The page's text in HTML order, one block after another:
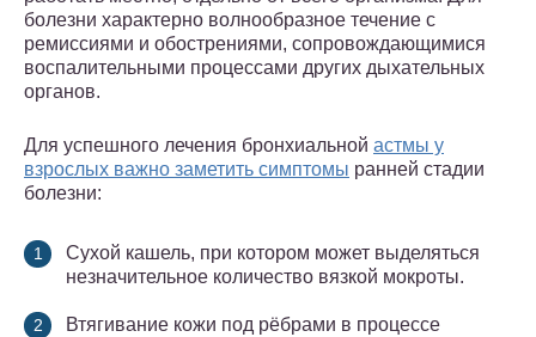
болезни характерно волнообразное течение с
ремиссиями и обострениями, сопровождающимися
воспалительными процессами других дыхательных
органов.
Для успешного лечения бронхиальной астмы у
взрослых важно заметить симптомы ранней стадии
болезни:
Сухой кашель, при котором может выделяться
незначительное количество вязкой мокроты.
Втягивание кожи под рёбрами в процессе